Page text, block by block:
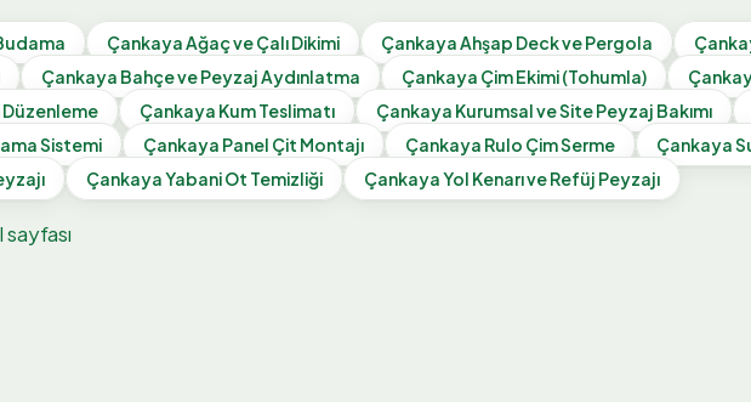
Çankaya Ağaç ve Çalı Dikimi Çankaya Ahşap Deck ve Pergola
Çankaya Bahçe ve Peyzaj Aydınlatma Çankaya Çim Ekimi (Tohumla)
Düzenleme Çankaya Kum Teslimatı Çankaya Kurumsal ve Site Peyzaj Bakımı
Sistemi Çankaya Panel Çit Montajı Çankaya Rulo Çim Serme Çankaya
ÇankayaYabani Ot Temizliği ÇankayaYol Kenarı ve Refüj Peyzajı